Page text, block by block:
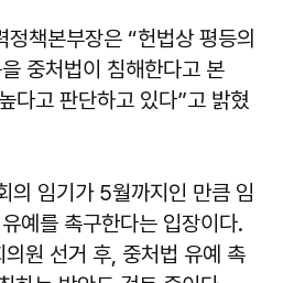
책본부장은 “헌법상 평등의
중처법이 침해한다고 본
다고 판단하고 있다”고 밝혔
의 임기가 5월까지인 만큼 임
예를 촉구한다는 입장이다.
원 선거 후, 중처법 유예 촉